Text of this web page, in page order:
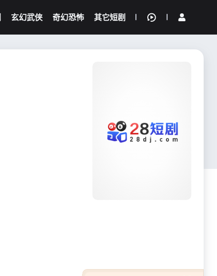
玄幻武侠 奇幻恐怖 其它短剧
我的观影记录